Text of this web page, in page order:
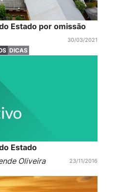
Estado por omissão
30/03/2021
DICAS
Estado
Oliveira
23/11/2016